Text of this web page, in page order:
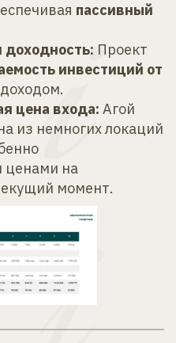
пассивный
доходность: Проект
инвестиций от
цена входа: Агой
из немногих локаций
ценами на
момент.